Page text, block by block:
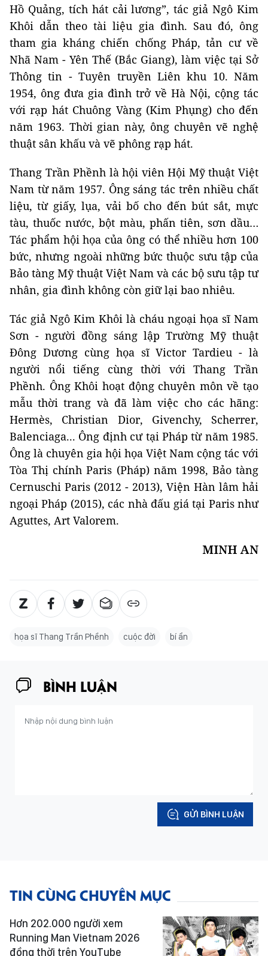
Hồ Quảng, tích hát cải lương”, tác giả Ngô Kim
Khôi dẫn theo tài liệu gia đình. Sau đó, ông
tham gia kháng chiến chống Pháp, tản cư về
Nhã Nam - Yên Thế (Bắc Giang), làm việc tại Sở
Thông tin - Tuyên truyền Liên khu 10. Năm
1954, ông đưa gia đình trở về Hà Nội, cộng tác
với rạp hát Chuông Vàng (Kim Phụng) cho đến
năm 1963. Thời gian này, ông chuyên vẽ nghệ
thuật sân khấu và vẽ phông rạp hát.
Thang Trần Phềnh là hội viên Hội Mỹ thuật Việt
Nam từ năm 1957. Ông sáng tác trên nhiều chất
liệu, từ giấy, lụa, vải bố cho đến bút sắt, mực
tàu, thuốc nước, bột màu, phấn tiên, sơn dầu…
Tác phẩm hội họa của ông có thể nhiều hơn 100
bức, nhưng ngoài những bức thuộc sưu tập của
Bảo tàng Mỹ thuật Việt Nam và các bộ sưu tập tư
nhân, gia đình không còn giữ lại bao nhiêu.
Tác giả Ngô Kim Khôi là cháu ngoại họa sĩ Nam
Sơn - người đồng sáng lập Trường Mỹ thuật
Đông Dương cùng họa sĩ Victor Tardieu - là
người nổi tiếng cùng thời với Thang Trần
Phềnh. Ông Khôi hoạt động chuyên môn về tạo
mẫu thời trang và đã làm việc cho các hãng:
Hermès, Christian Dior, Givenchy, Scherrer,
Balenciaga... Ông định cư tại Pháp từ năm 1985.
Ông là chuyên gia hội họa Việt Nam cộng tác với
Tòa Thị chính Paris (Pháp) năm 1998, Bảo tàng
Cernuschi Paris (2012 - 2013), Viện Hàn lâm hải
ngoại Pháp (2015), các nhà đấu giá tại Paris như
Aguttes, Art Valorem.
MINH AN
họa sĩ Thang Trần Phềnh cuộc đời bí ẩn
BÌNH LUẬN
GỬI BÌNH LUẬN
TIN CÙNG CHUYÊN MỤC
Hơn 202.000 người xem
Running Man Vietnam 2026
đồng thời trên YouTube